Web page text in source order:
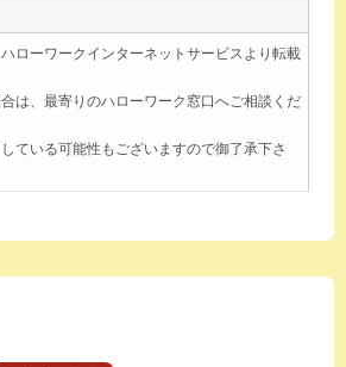
ローワークインターネットサービスより転載
は、最寄りのハローワーク窓口へご相談くだ
ている可能性もございますので御了承下さ